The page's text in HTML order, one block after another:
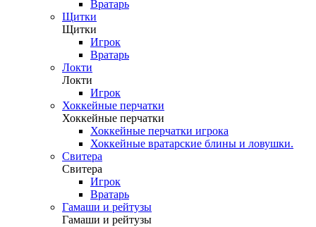
Вратарь
Щитки
Щитки
Игрок
Вратарь
Локти
Локти
Игрок
Хоккейные перчатки
Хоккейные перчатки
Хоккейные перчатки игрока
Хоккейные вратарские блины и ловушки.
Свитера
Свитера
Игрок
Вратарь
Гамаши и рейтузы
Гамаши и рейтузы